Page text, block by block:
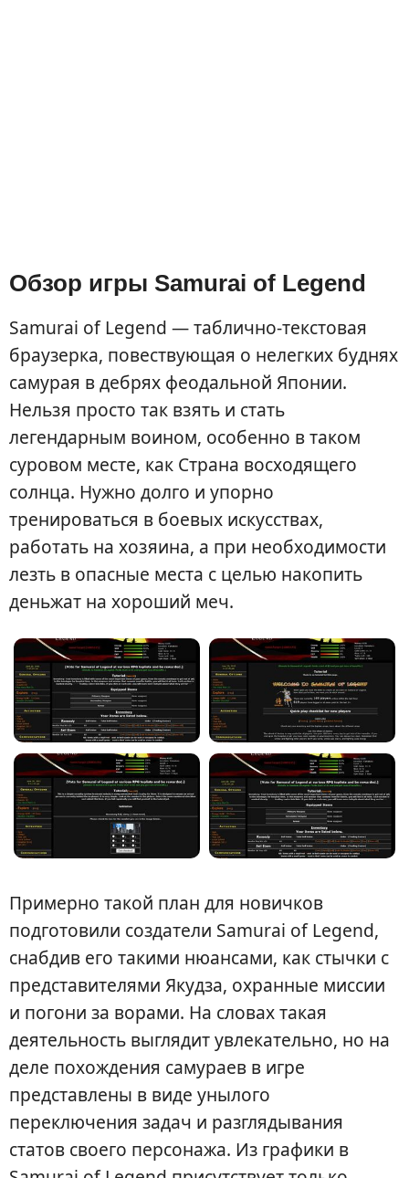
Обзор игры Samurai of Legend
Samurai of Legend — таблично-текстовая
браузерка, повествующая о нелегких буднях
самурая в дебрях феодальной Японии.
Нельзя просто так взять и стать
легендарным воином, особенно в таком
суровом месте, как Страна восходящего
солнца. Нужно долго и упорно
тренироваться в боевых искусствах,
работать на хозяина, а при необходимости
лезть в опасные места с целью накопить
деньжат на хороший меч.
Примерно такой план для новичков
подготовили создатели Samurai of Legend,
снабдив его такими нюансами, как стычки с
представителями Якудза, охранные миссии
и погони за ворами. На словах такая
деятельность выглядит увлекательно, но на
деле похождения самураев в игре
представлены в виде унылого
переключения задач и разглядывания
статов своего персонажа. Из графики в